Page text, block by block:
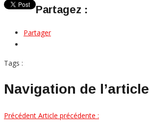
Partagez :
Partager
Tags :
Navigation de l’article
Précédent Article précédente :